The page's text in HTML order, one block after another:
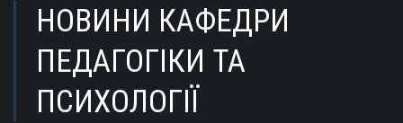
НОВИНИ КАФЕДРИ
ПЕДАГОГІКИ ТА
ПСИХОЛОГІЇ